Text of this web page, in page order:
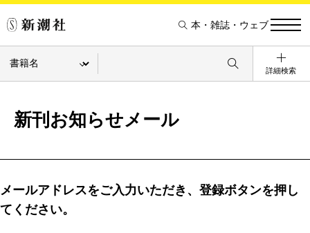
本・雑誌・ウェブ
詳細検索
新刊お知らせメール
メールアドレスをご入力いただき、登録ボタンを押し
てください。